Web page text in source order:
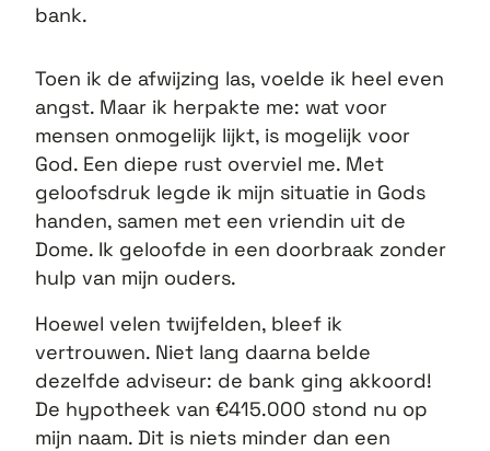
bank.
Toen ik de afwijzing las, voelde ik heel even
angst. Maar ik herpakte me: wat voor
mensen onmogelijk lijkt, is mogelijk voor
God. Een diepe rust overviel me. Met
geloofsdruk legde ik mijn situatie in Gods
handen, samen met een vriendin uit de
Dome. Ik geloofde in een doorbraak zonder
hulp van mijn ouders.
Hoewel velen twijfelden, bleef ik
vertrouwen. Niet lang daarna belde
dezelfde adviseur: de bank ging akkoord!
De hypotheek van €415.000 stond nu op
mijn naam. Dit is niets minder dan een